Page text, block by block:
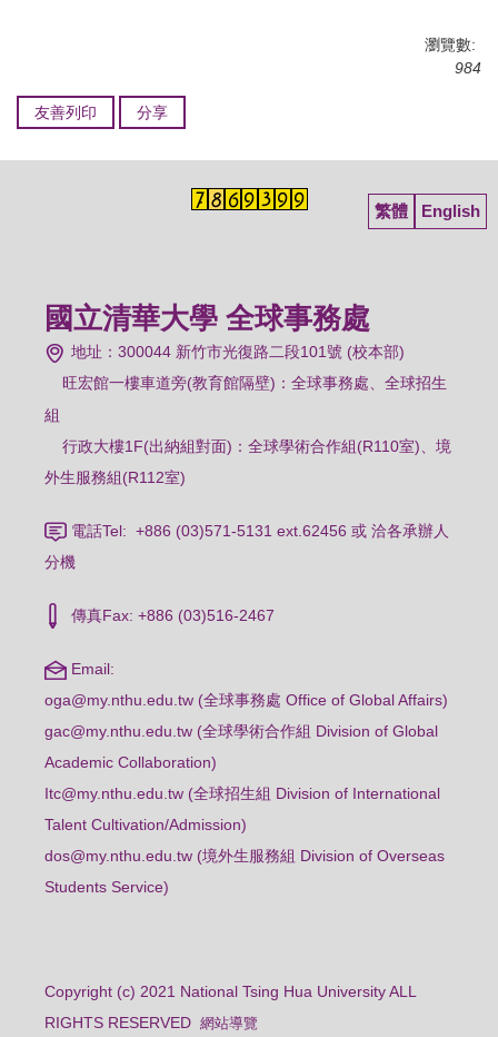
瀏覽數:
984
友善列印 分享
繁體 English
國立清華大學 全球事務處
地址：300044 新竹市光復路二段101號 (校本部)
旺宏館一樓車道旁(教育館隔壁)：全球事務處、全球招生
組
行政大樓1F(出納組對面)：全球學術合作組(R110室)、境
外生服務組(R112室)
電話Tel: +886 (03)571-5131 ext.62456 或 洽各承辦人
分機
傳真Fax: +886 (03)516-2467
Email:
oga@my.nthu.edu.tw (全球事務處 Office of Global Affairs)
gac@my.nthu.edu.tw (全球學術合作組 Division of Global
Academic Collaboration)
Itc@my.nthu.edu.tw (全球招生組 Division of International
Talent Cultivation/Admission)
dos@my.nthu.edu.tw (境外生服務組 Division of Overseas
Students Service)
Copyright (c) 2021 National Tsing Hua University ALL
RIGHTS RESERVED網站導覽